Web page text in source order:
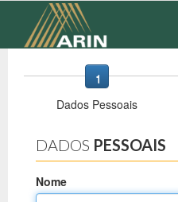
SEGUROS
FINANCEIROS
COTAÇÃO
FALE CONOSCO
1
Dados Pessoais
DADOS PESSOAIS
Nome